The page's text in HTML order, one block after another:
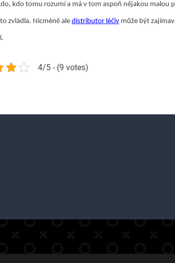
kdo tomu rozumí a má v tom aspoň nějakou malou
zvládla. Nicméně aledistributor léčivmůže být
4/5 - (9 votes)